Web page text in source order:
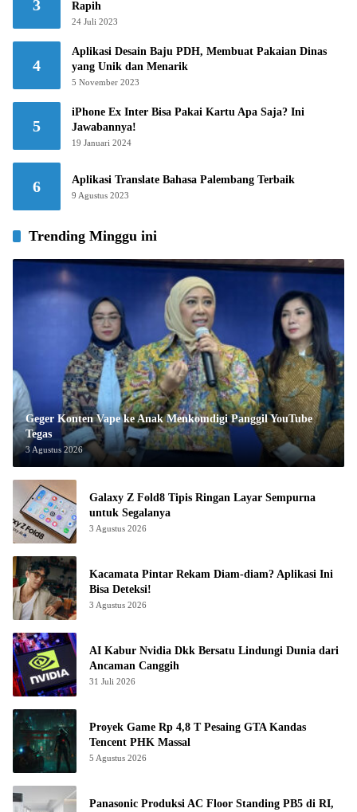
3
Rapih
24 Juli 2023
4
Aplikasi Desain Baju PDH, Membuat Pakaian Dinas
yang Unik dan Menarik
5 November 2023
5
iPhone Ex Inter Bisa Pakai Kartu Apa Saja? Ini
Jawabannya!
19 Januari 2024
6 Aplikasi Translate Bahasa Palembang Terbaik
9 Agustus 2023
Trending Minggu ini
Geger Konten Vape ke Anak Menkomdigi Panggil YouTube
Tegas
3 Agustus 2026
Galaxy Z Fold8 Tipis Ringan Layar Sempurna
untuk Segalanya
3 Agustus 2026
Kacamata Pintar Rekam Diam-diam? Aplikasi Ini
Bisa Deteksi!
3 Agustus 2026
AI Kabur Nvidia Dkk Bersatu Lindungi Dunia dari
Ancaman Canggih
31 Juli 2026
Proyek Game Rp 4,8 T Pesaing GTA Kandas
Tencent PHK Massal
5 Agustus 2026
Panasonic Produksi AC Floor Standing PB5 di RI,